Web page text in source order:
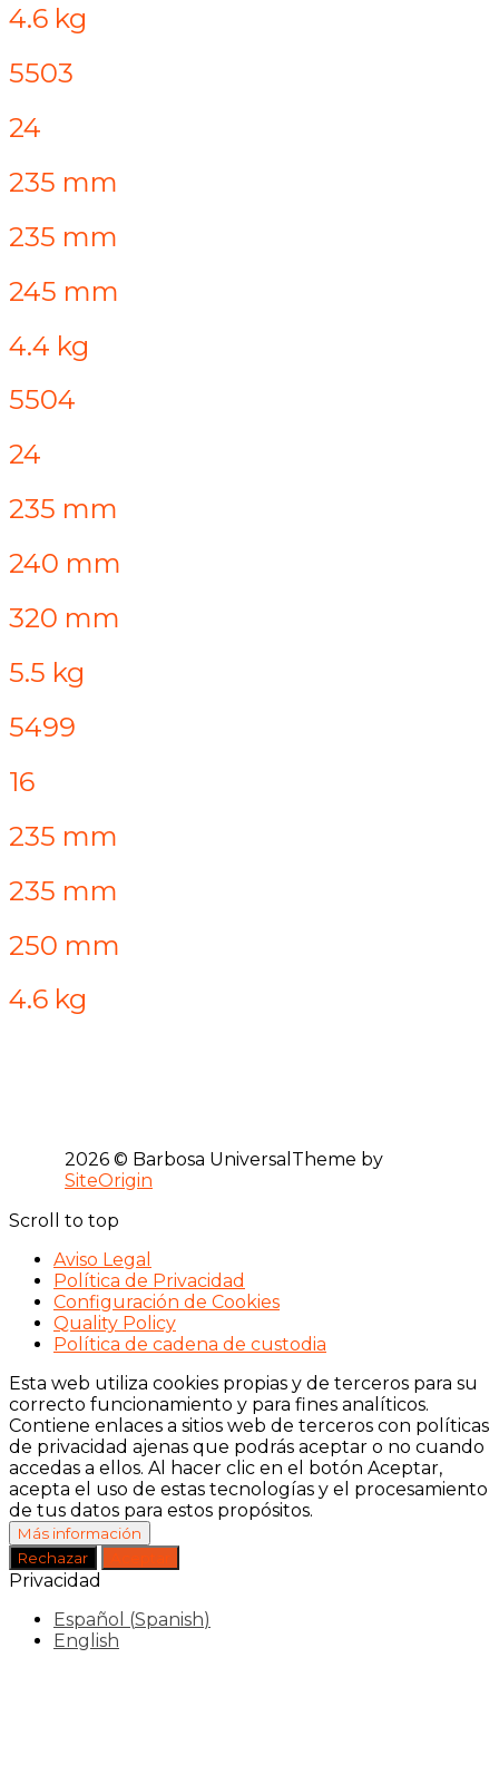
4.6 kg
5503
24
235 mm
235 mm
245 mm
4.4 kg
5504
24
235 mm
240 mm
320 mm
5.5 kg
5499
16
235 mm
235 mm
250 mm
4.6 kg
2026 © Barbosa Universal Theme by
SiteOrigin
Scroll to top
Aviso Legal
Política de Privacidad
Configuración de Cookies
Quality Policy
Política de cadena de custodia
Esta web utiliza cookies propias y de terceros para su
correcto funcionamiento y para fines analíticos.
Contiene enlaces a sitios web de terceros con políticas
de privacidad ajenas que podrás aceptar o no cuando
accedas a ellos. Al hacer clic en el botón Aceptar,
acepta el uso de estas tecnologías y el procesamiento
de tus datos para estos propósitos.
Más información
Rechazar
Privacidad
Español (Spanish)
English